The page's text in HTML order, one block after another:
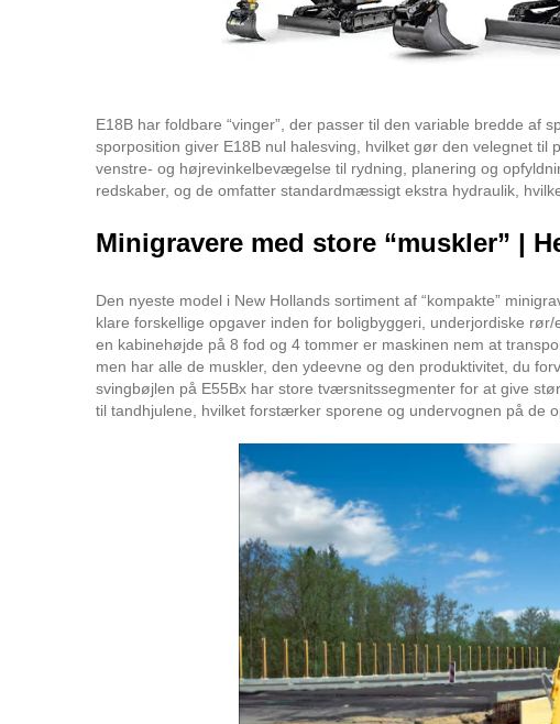
E18B har foldbare “vinger”, der passer til den variable bredde af
sporposition giver E18B nul halesving, hvilket gør den velegnet
venstre- og højrevinkelbevægelse til rydning, planering og
redskaber, og de omfatter standardmæssigt ekstra hydraulik,
Minigravere med store “muskler” |
Den nyeste model i New Hollands sortiment af “kompakte”
klare forskellige opgaver inden for boligbyggeri, underjordiske
en kabinehøjde på 8 fod og 4 tommer er maskinen nem at
men har alle de muskler, den ydeevne og den produktivitet, du
svingbøjlen på E55Bx har store tværsnitssegmenter for at give
til tandhjulene, hvilket forstærker sporene og undervognen på de